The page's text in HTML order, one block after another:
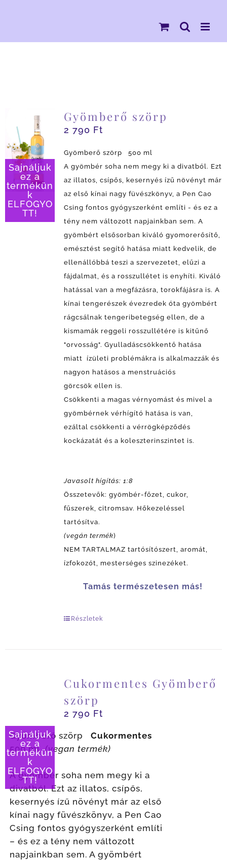
Sajnáljuk
ez a
termékün
k
ELFOGYO
TT!
Gyömberő szörp
2 790 Ft
Gyömberő szörp 500 ml
A gyömbér soha nem megy ki a divatból. Ezt
az illatos, csípős, kesernyés ízű növényt már
az első kínai nagy füvészkönyv, a Pen Cao
Csing fontos gyógyszerként említi - és ez a
tény nem változott napjainkban sem. A
gyömbért elsősorban kiváló gyomorerősítő,
emésztést segítő hatása miatt kedvelik, de
ellenállóbbá teszi a szervezetet, elűzi a
fájdalmat, és a rosszullétet is enyhíti. Kiváló
hatással van a megfázásra, torokfájásra is. A
kínai tengerészek évezredek óta gyömbért
rágcsálnak tengeribetegség ellen, de a
kismamák reggeli rosszullétére is kitűnő
"orvosság". Gyulladáscsökkentő hatása
miatt ízületi problémákra is alkalmazzák és
nagyon hatásos a menstruációs
görcsök ellen is.
Csökkenti a magas vérnyomást és mivel a
gyömbérnek vérhígító hatása is van,
ezáltal csökkenti a vérrögképződés
kockázatát és a koleszterinszintet is.
Javasolt hígítás: 1:8
Összetevők: gyömbér-főzet, cukor,
fűszerek, citromsav. Hőkezeléssel
tartósítva.
(vegán termék)
NEM TARTALMAZ tartósítószert, aromát,
ízfokozót, mesterséges szinezéket.
Tamás természetesen más!
Részletek
Sajnáljuk
ez a
termékün
k
ELFOGYO
TT!
Cukormentes Gyömberő
szörp
2 790 Ft
Gyömberő szörp Cukormentes
500 ml(vegan termék)
A gyömbér soha nem megy ki a
divatból. Ezt az illatos, csípős,
kesernyés ízű növényt már az első
kínai nagy füvészkönyv, a Pen Cao
Csing fontos gyógyszerként említi
– és ez a tény nem változott
napjainkban sem. A gyömbért